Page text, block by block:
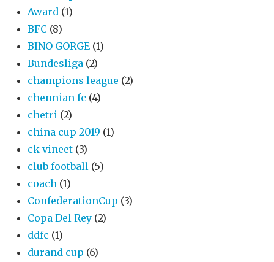
Award (1)
BFC (8)
BINO GORGE (1)
Bundesliga (2)
champions league (2)
chennian fc (4)
chetri (2)
china cup 2019 (1)
ck vineet (3)
club football (5)
coach (1)
ConfederationCup (3)
Copa Del Rey (2)
ddfc (1)
durand cup (6)